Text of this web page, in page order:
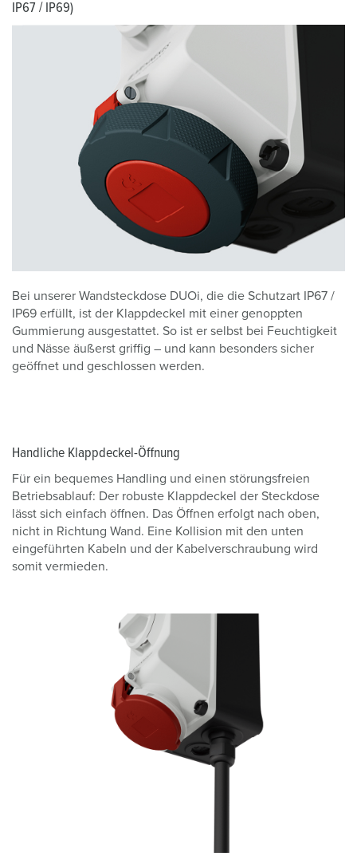
IP67 / IP69)
Bei unserer Wandsteckdose DUOi, die die Schutzart IP67 /
IP69 erfüllt, ist der Klappdeckel mit einer genoppten
Gummierung ausgestattet. So ist er selbst bei Feuchtigkeit
und Nässe äußerst griffig – und kann besonders sicher
geöffnet und geschlossen werden.
Handliche Klappdeckel-Öffnung
Für ein bequemes Handling und einen störungsfreien
Betriebsablauf: Der robuste Klappdeckel der Steckdose
lässt sich einfach öffnen. Das Öffnen erfolgt nach oben,
nicht in Richtung Wand. Eine Kollision mit den unten
eingeführten Kabeln und der Kabelverschraubung wird
somit vermieden.